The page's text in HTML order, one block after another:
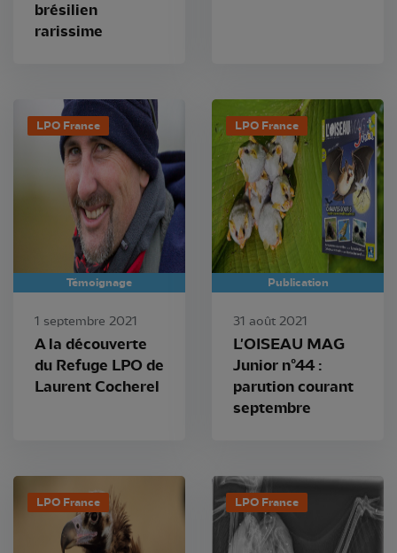
brésilien
rarissime
LPO France
Témoignage
1 septembre 2021
A la découverte
du Refuge LPO de
Laurent Cocherel
LPO France
Publication
31 août 2021
L'OISEAU MAG
Junior n°44 :
parution courant
septembre
LPO France LPO France